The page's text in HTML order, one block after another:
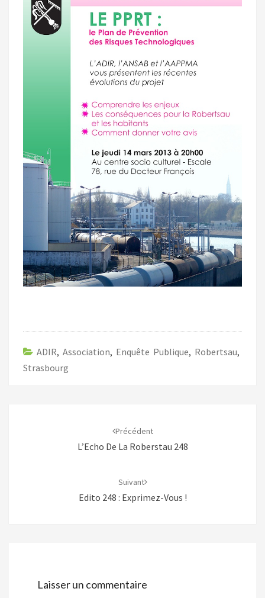
ADIR, Association, Enquête Publique, Robertsau,
Strasbourg
Précédent
L’Echo De La Roberstau 248
Suivant
Edito 248 : Exprimez-Vous !
Laisser un commentaire